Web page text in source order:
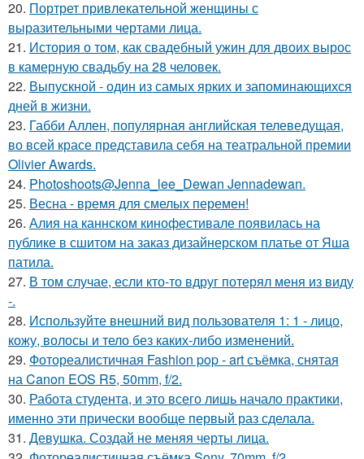
20. Портрет привлекательной женщины с
выразительными чертами лица.
21. История о том, как свадебный ужин для двоих вырос
в камерную свадьбу на 28 человек.
22. Выпускной - один из самых ярких и запоминающихся
дней в жизни.
23. Габби Аллен, популярная английская телеведущая,
во всей красе представила себя на театральной премии
Olivier Awards.
24. Photoshoots@Jenna_lee_Dewan Jennadewan.
25. Весна - время для смелых перемен!
26. Алия на каннском кинофестивале появилась на
публике в сшитом на заказ дизайнерском платье от Яша
патила.
27. В том случае, если кто-то вдруг потерял меня из виду
-.
28. Используйте внешний вид пользователя 1: 1 - лицо,
кожу, волосы и тело без каких-либо изменений.
29. Фотореалистичная Fashion pop - art съёмка, снятая
на Canon EOS R5, 50mm, f/2.
30. Работа студента, и это всего лишь начало практики,
именно эти прически вообще первый раз сделала.
31. Девушка. Создай не меняя черты лица.